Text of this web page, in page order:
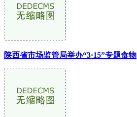
陕西省市场监管局举办“3·15”专题食物